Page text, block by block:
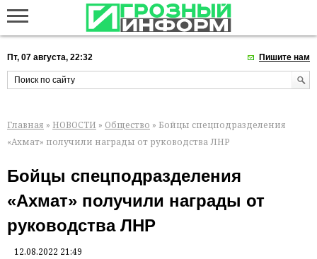
Пт, 07 августа, 22:32 Пишите нам
Главная » НОВОСТИ » Общество » Бойцы спецподразделения
«Ахмат» получили награды от руководства ЛНР
Бойцы спецподразделения
«Ахмат» получили награды от
руководства ЛНР
12.08.2022 21:49